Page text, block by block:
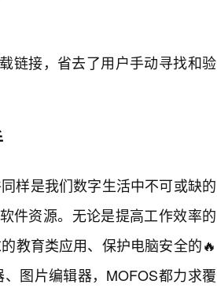
链接，省去了用户手动寻找和验
样是我们数字生活中不可或缺的
件资源。无论是提高工作效率的
教育类应用、保护电脑安全的🔥
图片编辑器，MOFOS都力求覆